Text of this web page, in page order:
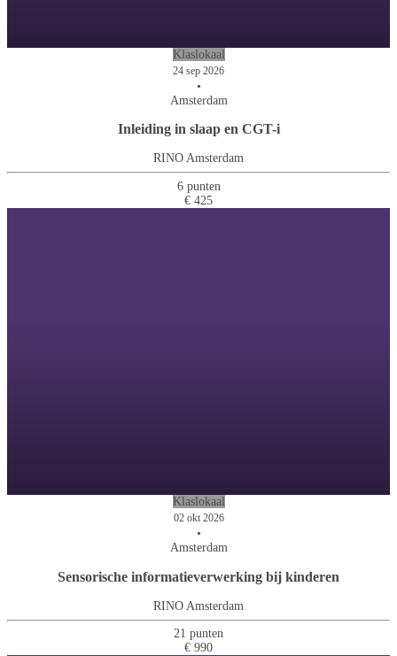
Klaslokaal
24 sep 2026
•
Amsterdam
Inleiding in slaap en CGT-i
RINO Amsterdam
6 punten
€ 425
Klaslokaal
02 okt 2026
•
Amsterdam
Sensorische informatieverwerking bij kinderen
RINO Amsterdam
21 punten
€ 990